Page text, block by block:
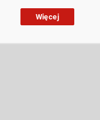
Więcej